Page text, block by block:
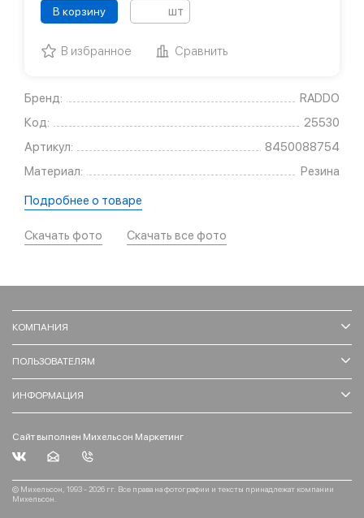
Бренд:
RADDO
Код:
25530
Артикул:
8450088754
Материал:
Резина
Подробнее о товаре
Скачать фото Скачать все фото
В корзину шт
В избранное Сравнить
КОМПАНИЯ
ПОЛЬЗОВАТЕЛЯМ
ИНФОРМАЦИЯ
Сайт выполнен Михельсон Маркетинг
© Михельсон, 1993 - 2026 гг. Все права на фотографии и тексты принадлежат компании
Михельсон.